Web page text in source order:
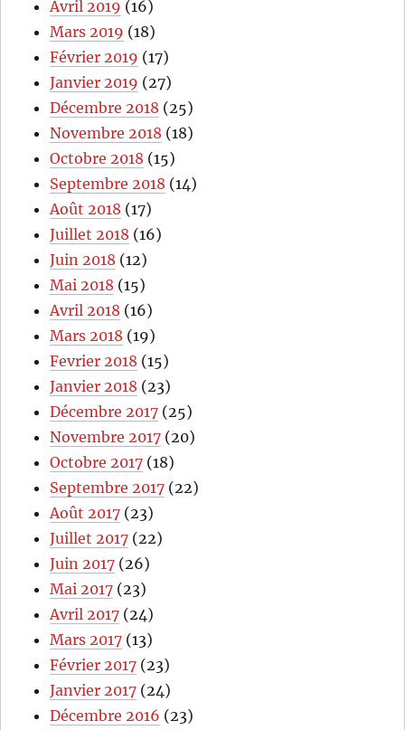
Avril 2019 (16)
Mars 2019 (18)
Février 2019 (17)
Janvier 2019 (27)
Décembre 2018 (25)
Novembre 2018 (18)
Octobre 2018 (15)
Septembre 2018 (14)
Août 2018 (17)
Juillet 2018 (16)
Juin 2018 (12)
Mai 2018 (15)
Avril 2018 (16)
Mars 2018 (19)
Fevrier 2018 (15)
Janvier 2018 (23)
Décembre 2017 (25)
Novembre 2017 (20)
Octobre 2017 (18)
Septembre 2017 (22)
Août 2017 (23)
Juillet 2017 (22)
Juin 2017 (26)
Mai 2017 (23)
Avril 2017 (24)
Mars 2017 (13)
Février 2017 (23)
Janvier 2017 (24)
Décembre 2016 (23)